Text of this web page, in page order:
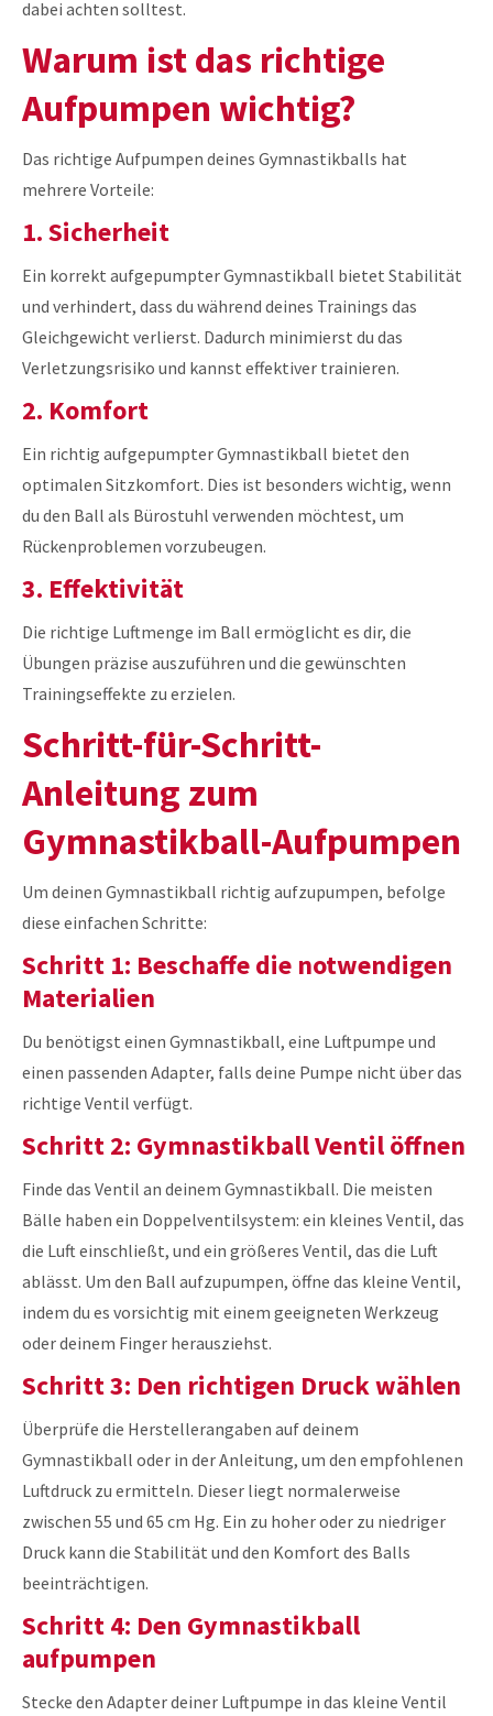
dabei achten solltest.
Warum ist das richtige
Aufpumpen wichtig?
Das richtige Aufpumpen deines Gymnastikballs hat
mehrere Vorteile:
1. Sicherheit
Ein korrekt aufgepumpter Gymnastikball bietet Stabilität
und verhindert, dass du während deines Trainings das
Gleichgewicht verlierst. Dadurch minimierst du das
Verletzungsrisiko und kannst effektiver trainieren.
2. Komfort
Ein richtig aufgepumpter Gymnastikball bietet den
optimalen Sitzkomfort. Dies ist besonders wichtig, wenn
du den Ball als Bürostuhl verwenden möchtest, um
Rückenproblemen vorzubeugen.
3. Effektivität
Die richtige Luftmenge im Ball ermöglicht es dir, die
Übungen präzise auszuführen und die gewünschten
Trainingseffekte zu erzielen.
Schritt-für-Schritt-
Anleitung zum
Gymnastikball-Aufpumpen
Um deinen Gymnastikball richtig aufzupumpen, befolge
diese einfachen Schritte:
Schritt 1: Beschaffe die notwendigen
Materialien
Du benötigst einen Gymnastikball, eine Luftpumpe und
einen passenden Adapter, falls deine Pumpe nicht über das
richtige Ventil verfügt.
Schritt 2: Gymnastikball Ventil öffnen
Finde das Ventil an deinem Gymnastikball. Die meisten
Bälle haben ein Doppelventilsystem: ein kleines Ventil, das
die Luft einschließt, und ein größeres Ventil, das die Luft
ablässt. Um den Ball aufzupumpen, öffne das kleine Ventil,
indem du es vorsichtig mit einem geeigneten Werkzeug
oder deinem Finger herausziehst.
Schritt 3: Den richtigen Druck wählen
Überprüfe die Herstellerangaben auf deinem
Gymnastikball oder in der Anleitung, um den empfohlenen
Luftdruck zu ermitteln. Dieser liegt normalerweise
zwischen 55 und 65 cm Hg. Ein zu hoher oder zu niedriger
Druck kann die Stabilität und den Komfort des Balls
beeinträchtigen.
Schritt 4: Den Gymnastikball
aufpumpen
Stecke den Adapter deiner Luftpumpe in das kleine Ventil